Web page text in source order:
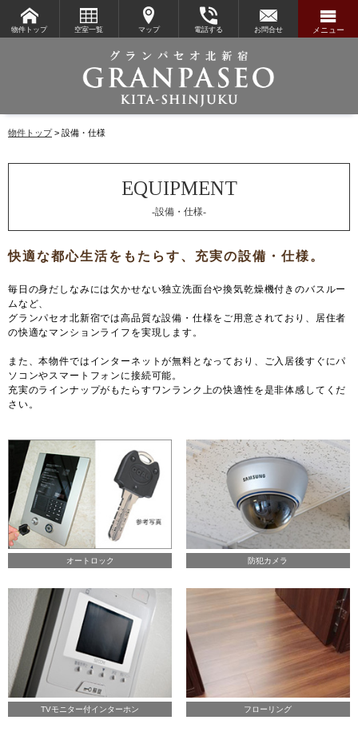
物件トップ 空室一覧 マップ 電話する お問合せ メニュー
物件トップ 設備・仕様
-設備・仕様-
毎日の身だしなみには欠かせない独立洗面台や換気乾燥機付きのバスルー
ムなど、
グランパセオ北新宿では高品質な設備・仕様をご用意されており、居住者
の快適なマンションライフを実現します。
また、本物件ではインターネットが無料となっており、ご入居後すぐにパ
ソコンやスマートフォンに接続可能。
充実のラインナップがもたらすワンランク上の快適性を是非体感してくだ
さい。
オートロック 防犯カメラ
TVモニター付インターホン フローリング